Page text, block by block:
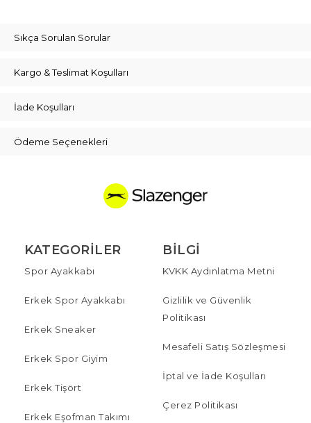
Sıkça Sorulan Sorular
Kargo & Teslimat Koşulları
İade Koşulları
Ödeme Seçenekleri
KATEGORILER
Spor Ayakkabı
Erkek Spor Ayakkabı
Erkek Sneaker
Erkek Spor Giyim
Erkek Tişört
Erkek Eşofman Takımı
BILGI
KVKK Aydınlatma Metni
Gizlilik ve Güvenlik
Politikası
Mesafeli Satış Sözleşmesi
İptal ve İade Koşulları
Çerez Politikası